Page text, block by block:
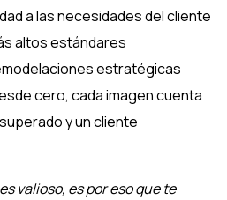
a las necesidades del cliente
altos estándares
estratégicas
cero, cada imagen cuenta
y un cliente
valioso, es por eso que te